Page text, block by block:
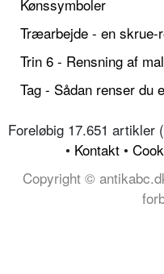
Kønssymboler
Træarbejde - en skrue-
Trin 6 - Rensning af
Tag - Sådan renser du
Foreløbig 17.651 artikler
• Kontakt •
Copyright ©